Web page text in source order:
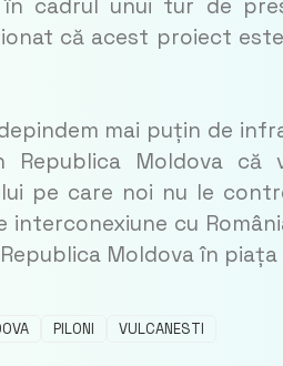
cadrul unui tur de
că acest proiect
mai puțin de
Republica Moldova că
pe care noi nu le
cu
Moldova în
PILONI VULCANESTI